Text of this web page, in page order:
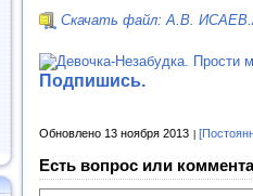
Скачать файл: А.В.
Подпишись.
Обновлено 13 ноября 2013
Есть вопрос или